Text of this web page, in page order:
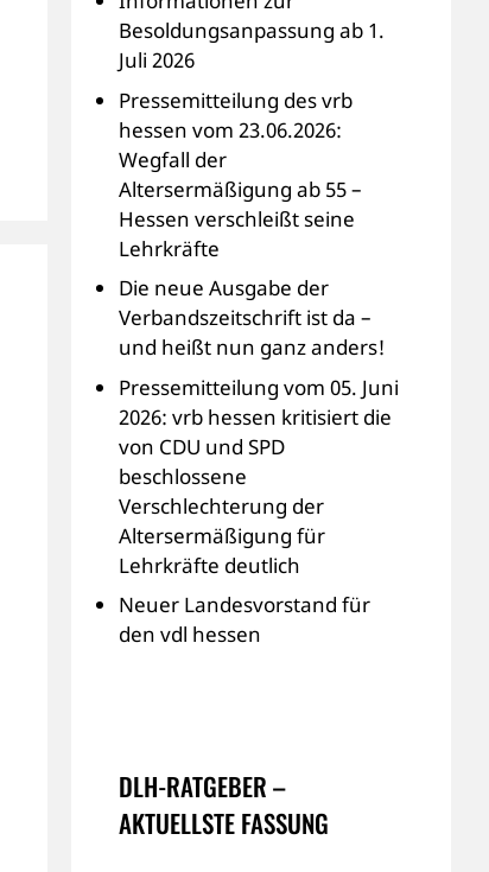
Besoldungsanpassung ab 1.
Juli 2026
Pressemitteilung des vrb
hessen vom 23.06.2026:
Wegfall der
Altersermäßigung ab 55 –
Hessen verschleißt seine
Lehrkräfte
Die neue Ausgabe der
Verbandszeitschrift ist da –
und heißt nun ganz anders!
Pressemitteilung vom 05. Juni
2026: vrb hessen kritisiert die
von CDU und SPD
beschlossene
Verschlechterung der
Altersermäßigung für
Lehrkräfte deutlich
Neuer Landesvorstand für
den vdl hessen
DLH-RATGEBER –
AKTUELLSTE FASSUNG